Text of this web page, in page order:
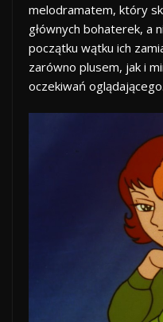
melodramatem, który
głównych bohaterek, a
początku wątku ich
zarówno plusem, jak i
oczekiwań oglądającego.